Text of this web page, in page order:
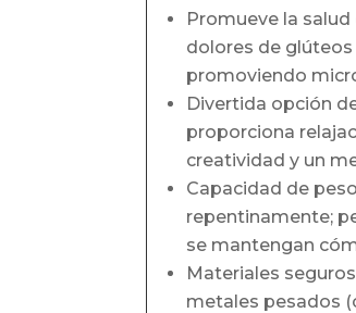
Promueve la
dolores de
promoviendo
Divertida opción
proporciona
creatividad y un
Capacidad de
repentinamente;
se mantengan
Materiales
metales pesados